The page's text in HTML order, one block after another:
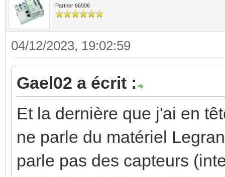
Partner 66506
04/12/2023, 19:02:59
Gael02 a écrit :
Et la dernière que j'ai en
ne parle du matériel
parle pas des capteurs